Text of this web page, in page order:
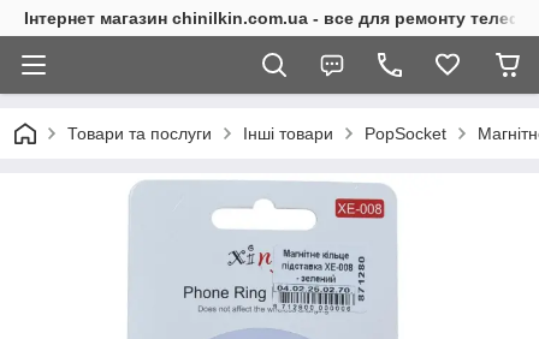
Інтернет магазин chinilkin.com.ua - все для ремонту
Товари та послуги Інші товари PopSocket